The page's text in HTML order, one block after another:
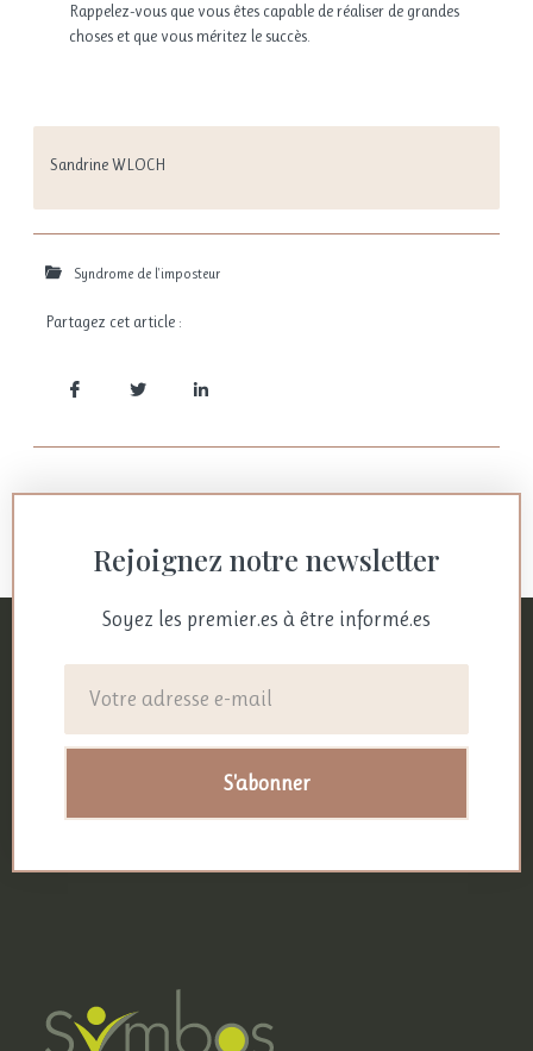
Rappelez-vous que vous êtes capable de réaliser de grandes
choses et que vous méritez le succès.
Sandrine WLOCH
Syndrome de l'imposteur
Partagez cet article :
Rejoignez notre newsletter
Soyez les premier.es à être informé.es
S'abonner